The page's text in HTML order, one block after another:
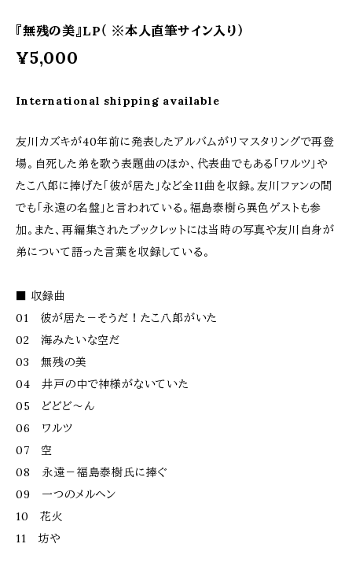
『無残の美』LP（ ※本人直筆サイン入り）
¥5,000
International shipping available
友川カズキが40年前に発表したアルバムがリマスタリングで再登
場。自死した弟を歌う表題曲のほか、代表曲でもある「ワルツ」や
たこ八郎に捧げた「彼が居た」など全11曲を収録。友川ファンの間
でも「永遠の名盤」と言われている。福島泰樹ら異色ゲストも参
加。また、再編集されたブックレットには当時の写真や友川自身が
弟について語った言葉を収録している。
■ 収録曲
01 彼が居た－そうだ！たこ八郎がいた
02 海みたいな空だ
03 無残の美
04 井戸の中で神様がないていた
05 どどど〜ん
06 ワルツ
07 空
08 永遠－福島泰樹氏に捧ぐ
09 一つのメルヘン
10 花火
11 坊や